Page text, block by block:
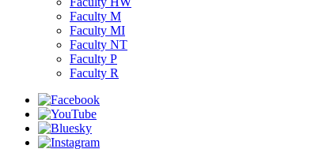
Faculty M
Faculty MI
Faculty NT
Faculty P
Faculty R